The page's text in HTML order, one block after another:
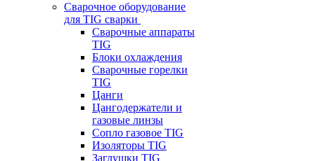
Сварочное оборудование
для TIG сварки
Сварочные аппараты
TIG
Блоки охлаждения
Сварочные горелки
TIG
Цанги
Цангодержатели и
газовые линзы
Сопло газовое TIG
Изоляторы TIG
Заглушки TIG